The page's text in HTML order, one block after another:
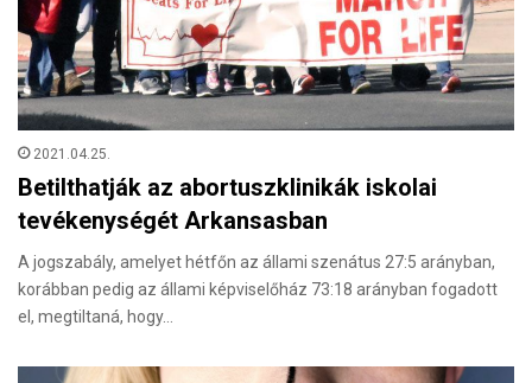
2021.04.25.
Betilthatják az abortuszklinikák iskolai
tevékenységét Arkansasban
A jogszabály, amelyet hétfőn az állami szenátus 27:5 arányban,
korábban pedig az állami képviselőház 73:18 arányban fogadott
el, megtiltaná, hogy…